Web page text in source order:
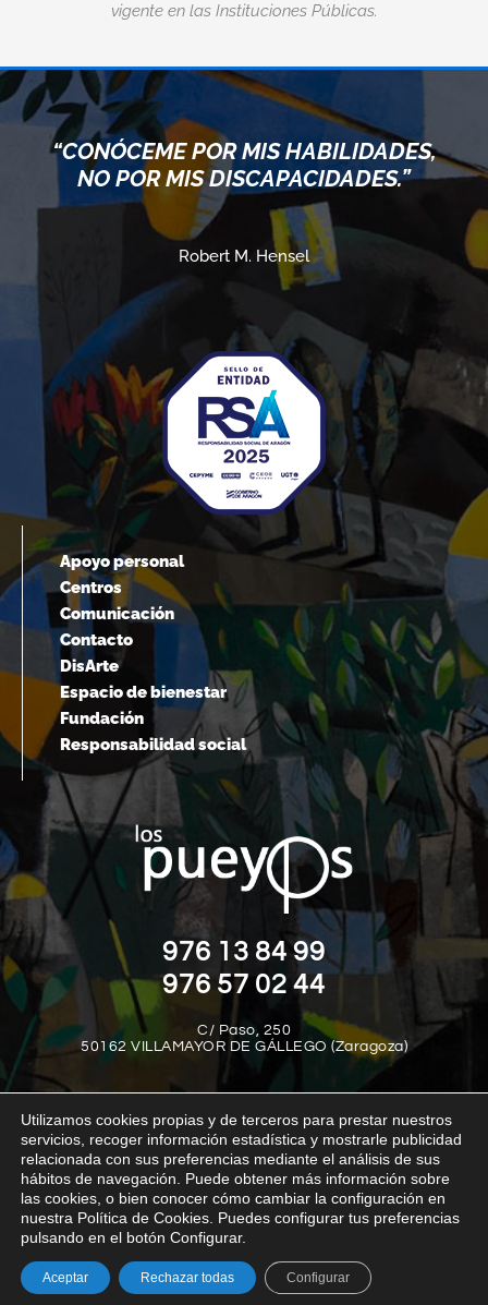
vigente en las Instituciones Públicas.
“CONÓCEME POR MIS HABILIDADES,
NO POR MIS DISCAPACIDADES.”
Robert M. Hensel
Apoyo personal
Centros
Comunicación
Contacto
DisArte
Espacio de bienestar
Fundación
Responsabilidad social
976 13 84 99
976 57 02 44
C/ Paso, 250
50162 VILLAMAYOR DE GÁLLEGO (Zaragoza)
Aviso legal Política de privacidad
Política de cookies
Política interna del canal de denuncias
Transparencia
© Los Pueyos 2025
Utilizamos cookies propias y de terceros para prestar nuestros
servicios, recoger información estadística y mostrarle publicidad
relacionada con sus preferencias mediante el análisis de sus
hábitos de navegación. Puede obtener más información sobre
las cookies, o bien conocer cómo cambiar la configuración en
nuestra Política de Cookies. Puedes configurar tus preferencias
pulsando en el botón Configurar.
Aceptar Rechazar todas Configurar